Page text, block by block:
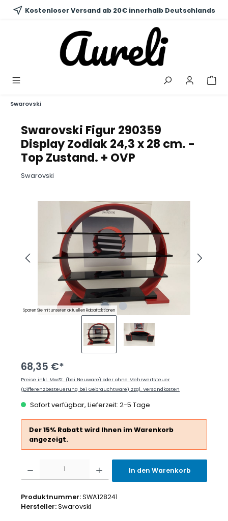
springen
Kostenloser Versand ab 20€ innerhalb Deutschlands
Swarovski
Swarovski Figur 290359
Display Zodiak 24,3 x 28 cm. -
Top Zustand. + OVP
Swarovski
Bildergalerie überspringen
Sparen Sie mit unseren aktuellen Rabattaktionen
68,35 €*
Preise inkl. MwSt. (bei Neuware) oder ohne Mehrwertsteuer
(Differenzbesteuerung bei Gebrauchtware) zzgl. Versandkosten
Sofort verfügbar, Lieferzeit: 2-5 Tage
Der 15% Rabatt wird Ihnen im Warenkorb
angezeigt.
Produkt Anzahl: Gib den gewünschten Wert ein oder benutze die Schaltflächen
In den Warenkorb
Produktnummer:SWA128241
Hersteller:Swarovski